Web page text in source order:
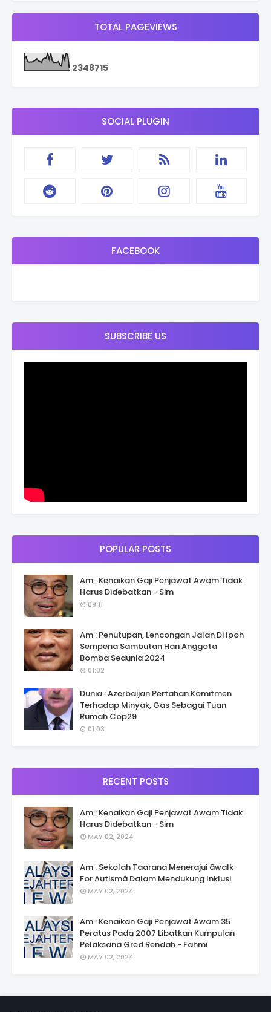
TOTAL PAGEVIEWS
2348715
SOCIAL PLUGIN
FACEBOOK
SUBSCRIBE US
POPULAR POSTS
Am : Kenaikan Gaji Penjawat Awam Tidak
Harus Didebatkan - Sim
09:11
Am : Penutupan, Lencongan Jalan Di Ipoh
Sempena Sambutan Hari Anggota
Bomba Sedunia 2024
01:02
Dunia : Azerbaijan Pertahan Komitmen
Terhadap Minyak, Gas Sebagai Tuan
Rumah Cop29
01:03
RECENT POSTS
Am : Kenaikan Gaji Penjawat Awam Tidak
Harus Didebatkan - Sim
MAY 02, 2024
Am : Sekolah Taarana Menerajui âwalk
For Autismâ Dalam Mendukung Inklusi
MAY 02, 2024
Am : Kenaikan Gaji Penjawat Awam 35
Peratus Pada 2007 Libatkan Kumpulan
Pelaksana Gred Rendah - Fahmi
MAY 02, 2024